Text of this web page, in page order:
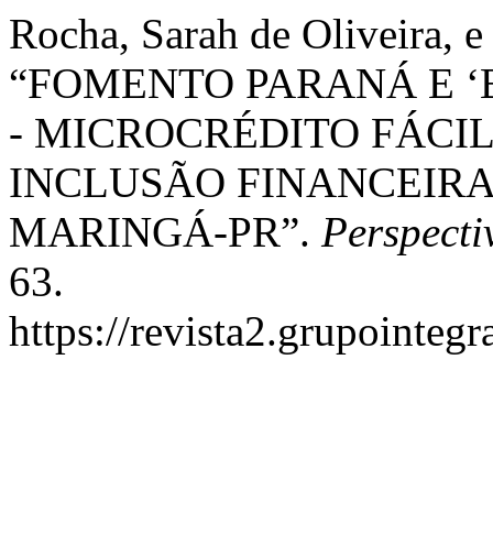
Rocha, Sarah de Oliveira,
“FOMENTO PARANÁ E
- MICROCRÉDITO
INCLUSÃO
MARINGÁ-PR”.
63.
https://